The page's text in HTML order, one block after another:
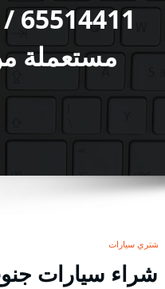
مستعملة
نشتري سيارات
شراء سيارات